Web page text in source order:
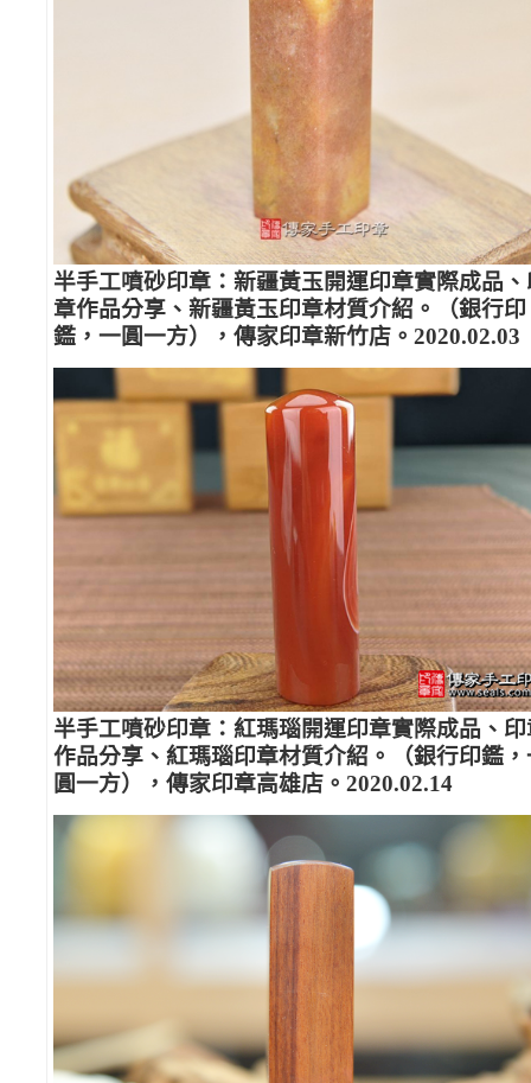
半手工噴砂印章：新疆黃玉開運印章實際成品、
章作品分享、新疆黃玉印章材質介紹。（銀行印
鑑，一圓一方），傳家印章新竹店。2020.02.03
半手工噴砂印章：紅瑪瑙開運印章實際成品、印
作品分享、紅瑪瑙印章材質介紹。（銀行印鑑，
圓一方），傳家印章高雄店。2020.02.14